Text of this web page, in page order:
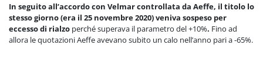
In seguito all’accordo con Velmar controllata da Aeffe, il titolo lo
stesso giorno (era il 25 novembre 2020) veniva sospeso per
eccesso di rialzo perché superava il parametro del +10%. Fino ad
allora le quotazioni Aeffe avevano subito un calo nell’anno pari a -65%.